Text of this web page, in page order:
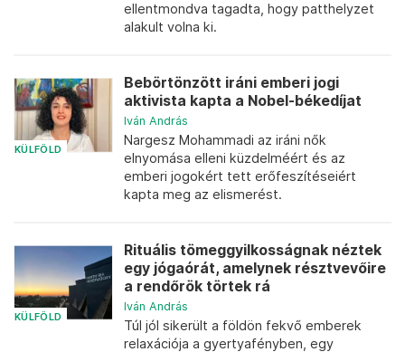
ellentmondva tagadta, hogy patthelyzet
alakult volna ki.
KÜLFÖLD
Bebörtönzött iráni emberi jogi
aktivista kapta a Nobel-békedíjat
Iván András
Nargesz Mohammadi az iráni nők
elnyomása elleni küzdelméért és az
emberi jogokért tett erőfeszítéseiért
kapta meg az elismerést.
KÜLFÖLD
Rituális tömeggyilkosságnak néztek
egy jógaórát, amelynek résztvevőire
a rendőrök törtek rá
Iván András
Túl jól sikerült a földön fekvő emberek
relaxációja a gyertyafényben, egy